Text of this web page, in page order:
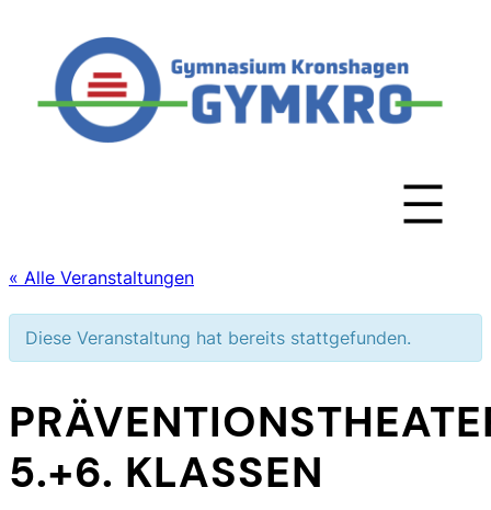
« Alle Veranstaltungen
Diese Veranstaltung hat bereits stattgefunden.
5.+6. KLASSEN